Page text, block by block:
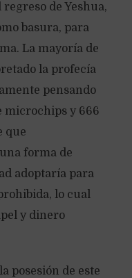
de Yeshua,
basura, para
La mayoría de
la profecía
pensando
microchips y 666
que
forma de
adoptaría para
lo cual
y dinero
posesión de este